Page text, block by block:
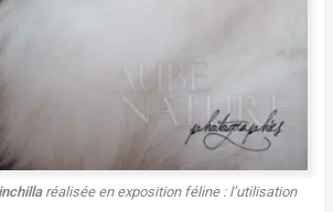
réalisée en exposition féline : l’utilisation